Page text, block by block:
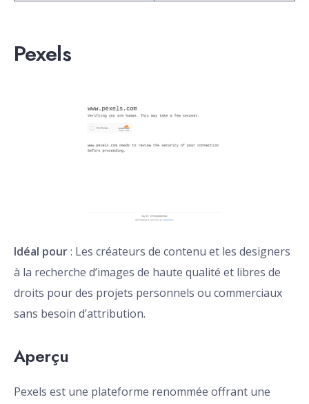
Pexels
Idéal pour: Les créateurs de contenu et les designers
à la recherche d’images de haute qualité et libres de
droits pour des projets personnels ou commerciaux
sans besoin d’attribution.
Aperçu
Pexels est une plateforme renommée offrant une